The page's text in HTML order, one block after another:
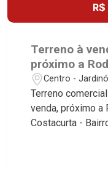
Terreno à
próximo a
Costacurta -
Centro -
Terreno
venda, próximo a
Costacurta -
Martinelli
6.202m² de área terreno -